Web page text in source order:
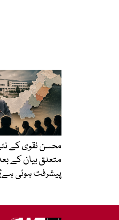
محسن نقوی کے
متعلق بیان کے
پیشرفت ہوئی